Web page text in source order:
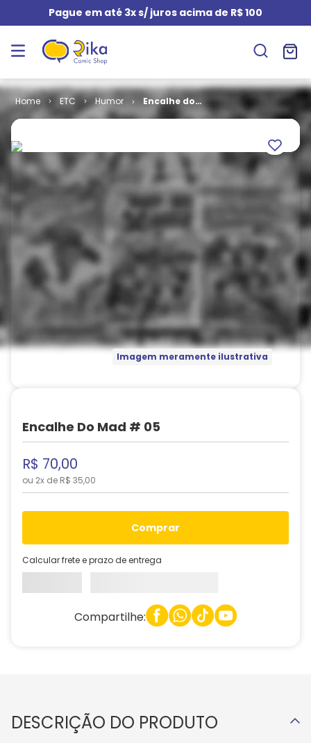
Pague em até 3x s/ juros acima de R$ 100
ETC Humor
Encalhe do
Imagem meramente ilustrativa
Encalhe Do Mad # 05
R$ 70,00
ou 2x de R$ 35,00
comprar
Calcular frete e prazo de entrega
Compartilhe:
DESCRIÇÃO DO PRODUTO